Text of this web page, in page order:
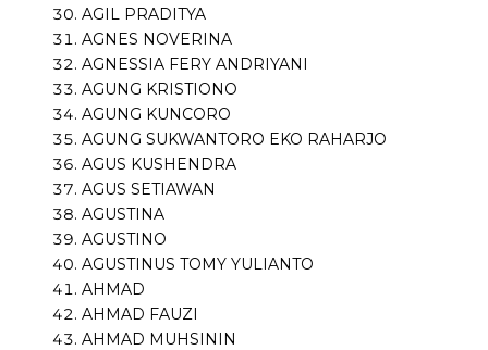
AGIL PRADITYA
AGNES NOVERINA
AGNESSIA FERY ANDRIYANI
AGUNG KRISTIONO
AGUNG KUNCORO
AGUNG SUKWANTORO EKO RAHARJO
AGUS KUSHENDRA
AGUS SETIAWAN
AGUSTINA
AGUSTINO
AGUSTINUS TOMY YULIANTO
AHMAD
AHMAD FAUZI
AHMAD MUHSININ